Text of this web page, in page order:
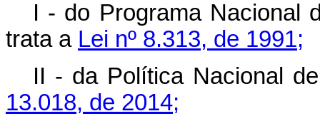
I - do Programa Nacional
trata a Lei nº 8.313, de 1991;
II - da Política Nacional
13.018, de 2014;